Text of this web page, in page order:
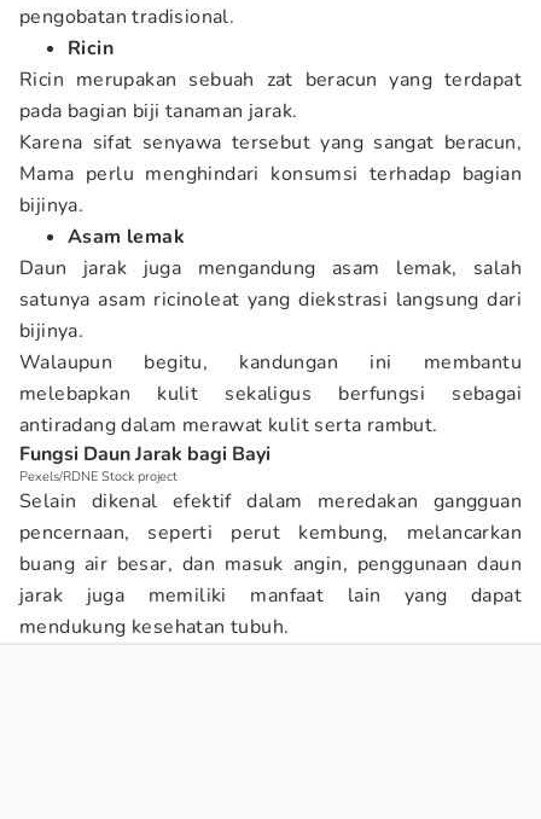
pengobatan tradisional.
Ricin
Ricin merupakan sebuah zat beracun yang terdapat
pada bagian biji tanaman jarak.
Karena sifat senyawa tersebut yang sangat beracun,
Mama perlu menghindari konsumsi terhadap bagian
bijinya.
Asam lemak
Daun jarak juga mengandung asam lemak, salah
satunya asam ricinoleat yang diekstrasi langsung dari
bijinya.
Walaupun begitu, kandungan ini membantu
melebapkan kulit sekaligus berfungsi sebagai
antiradang dalam merawat kulit serta rambut.
Fungsi Daun Jarak bagi Bayi
Pexels/RDNE Stock project
Selain dikenal efektif dalam meredakan gangguan
pencernaan, seperti perut kembung, melancarkan
buang air besar, dan masuk angin, penggunaan daun
jarak juga memiliki manfaat lain yang dapat
mendukung kesehatan tubuh.